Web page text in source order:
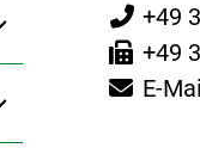
+49
+49
E-